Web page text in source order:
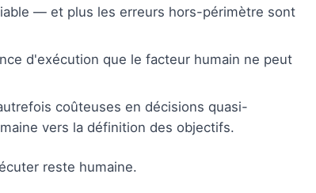
— et plus les erreurs hors-périmètre sont
d'exécution que le facteur humain ne peut
coûteuses en décisions quasi-
vers la définition des objectifs.
reste humaine.